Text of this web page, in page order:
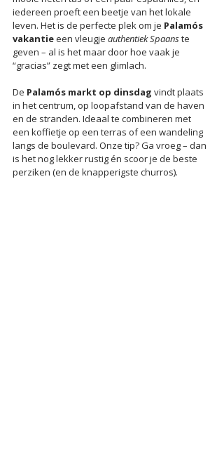
iedereen proeft een beetje van het lokale
leven. Het is de perfecte plek om je Palamós
vakantie een vleugje authentiek Spaans te
geven – al is het maar door hoe vaak je
“gracias” zegt met een glimlach.
De Palamós markt op dinsdag vindt plaats
in het centrum, op loopafstand van de haven
en de stranden. Ideaal te combineren met
een koffietje op een terras of een wandeling
langs de boulevard. Onze tip? Ga vroeg – dan
is het nog lekker rustig én scoor je de beste
perziken (en de knapperigste churros).